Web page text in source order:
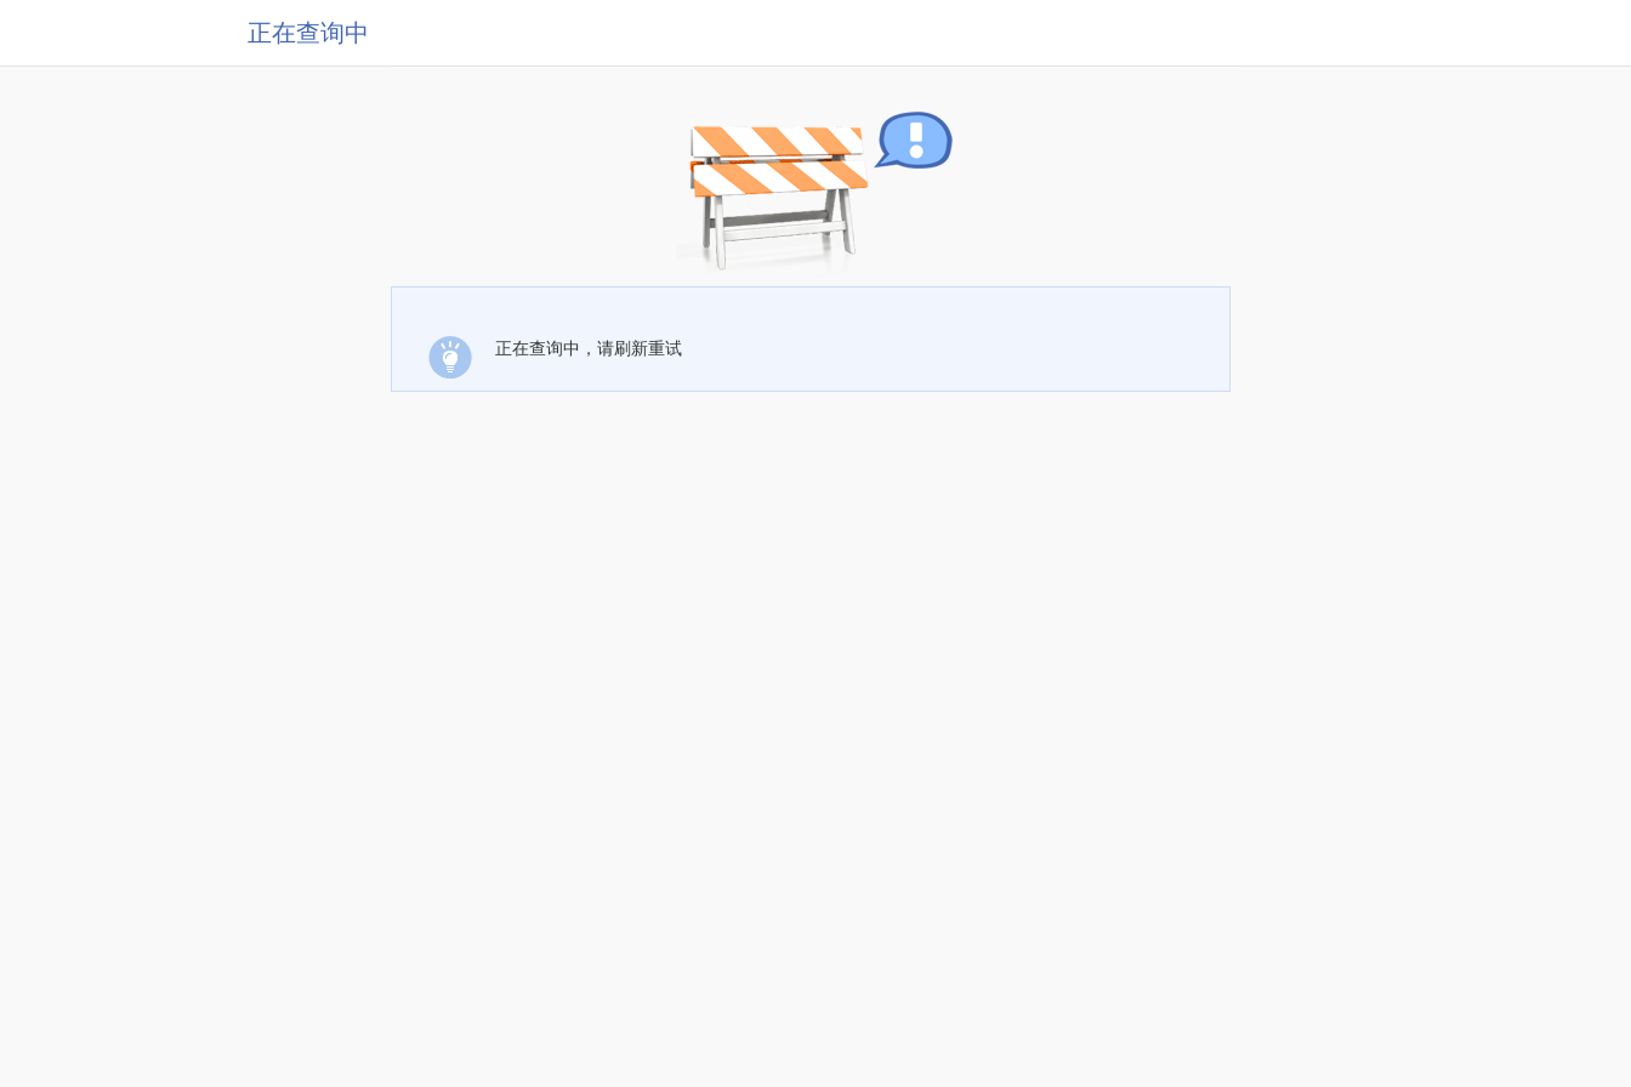
正在查询中
正在查询中，请刷新重试